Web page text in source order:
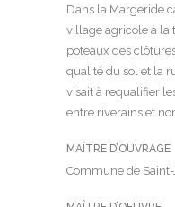
Dans la Margeride
village agricole à la
poteaux des
qualité du sol et la
visait à requalifier
entre riverains et
MAÎTRE D’OUVRAGE
Commune de Saint-